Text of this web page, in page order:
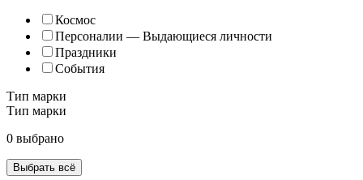
Космос
Персоналии — Выдающиеся личности
Праздники
События
Тип марки
Тип марки
0 выбрано
Выбрать всё